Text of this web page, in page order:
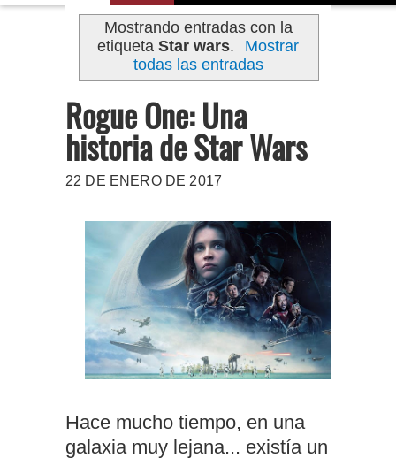
Mostrando entradas con la
etiqueta Star wars.
Mostrar
todas las entradas
Rogue One: Una
historia de Star Wars
22 DE ENERO DE 2017
Hace mucho tiempo, en una
galaxia muy lejana... existía un